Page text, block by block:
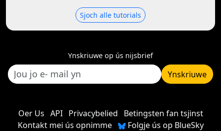
Sjoch alle tutorials
Ynskriuwe op ús nijsbrief
Ynskriuwe
Oer Us API Privacybelied
Betingsten fan tsjinst
Kontakt mei ús opnimme
Folgje ús op BlueSky